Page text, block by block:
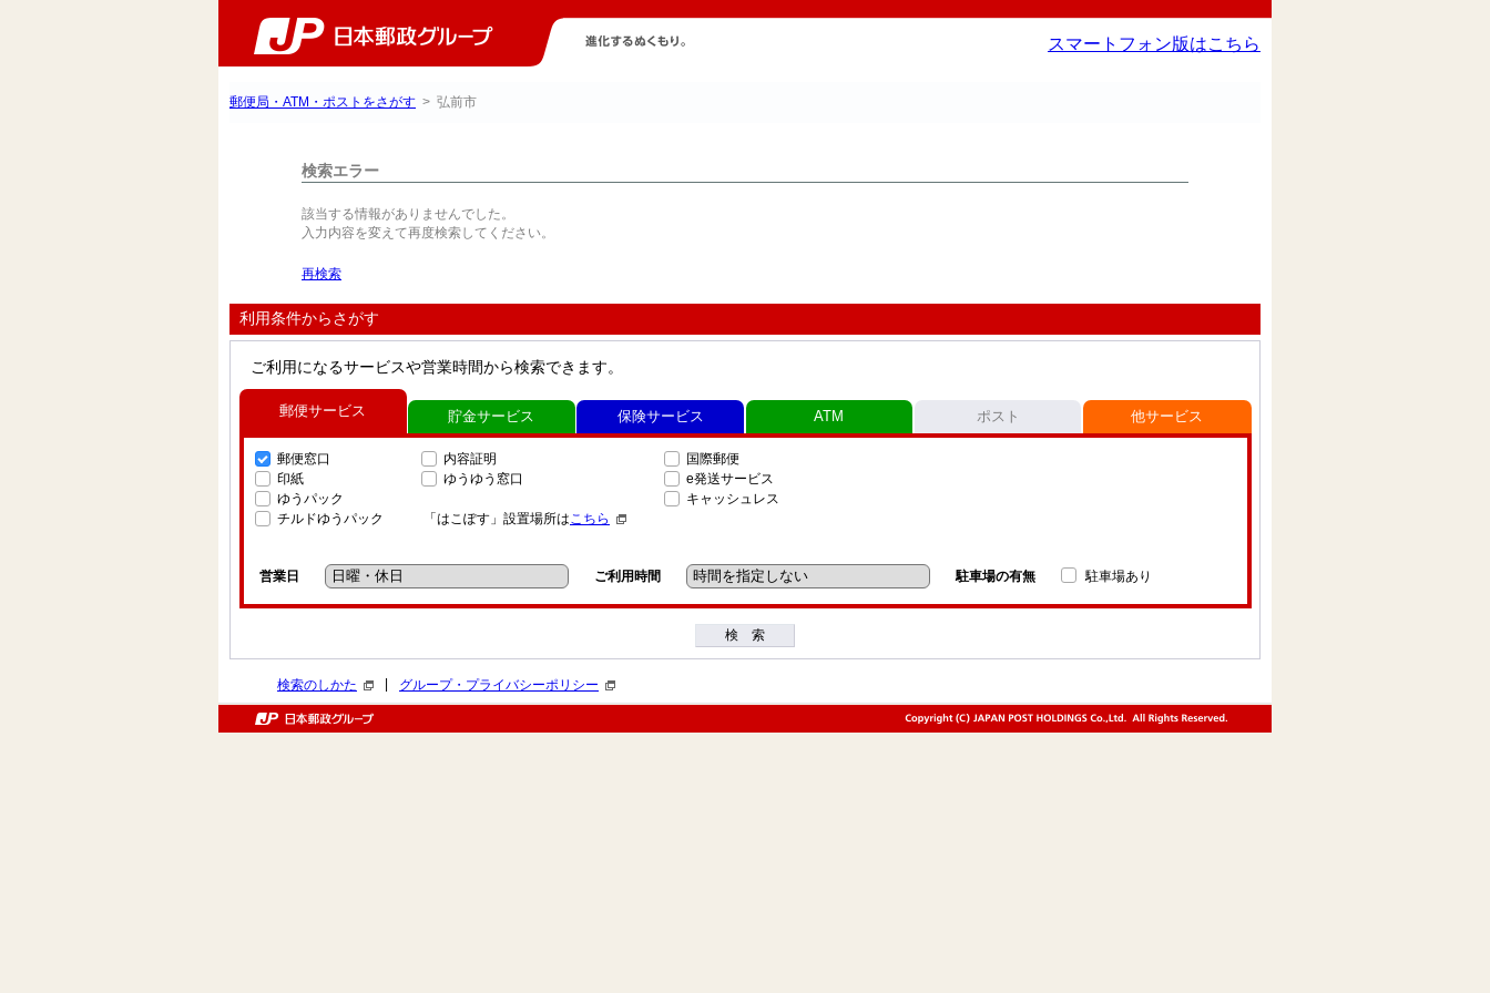
スマートフォン版はこちら
郵便局・ATM・ポストをさがす > 弘前市
検索エラー
該当する情報がありませんでした。
入力内容を変えて再度検索してください。
再検索
利用条件からさがす
ご利用になるサービスや営業時間から検索できます。
郵便サービス
郵便窓口
印紙
ゆうパック
チルドゆうパック
内容証明
ゆうゆう窓口
「はこぽす」設置場所はこちら
国際郵便
e発送サービス
キャッシュレス
営業日 ご利用時間 駐車場の有無 駐車場あり
貯金サービス 保険サービス ATM ポスト 他サービス
検 索
検索のしかた グループ・プライバシーポリシー